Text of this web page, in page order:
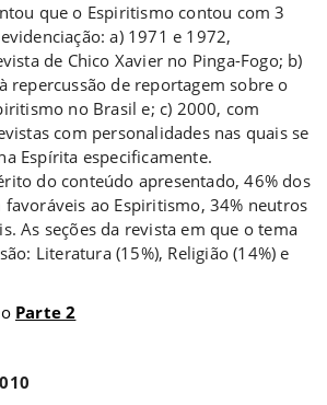
que o Espiritismo contou com 3
a) 1971 e 1972,
de Chico Xavier no Pinga-Fogo; b)
repercussão de reportagem sobre o
no Brasil e; c) 2000, com
com personalidades nas quais se
Espírita especificamente.
do conteúdo apresentado, 46% dos
ao Espiritismo, 34% neutros
As seções da revista em que o tema
Literatura (15%), Religião (14%) e
Parte 2